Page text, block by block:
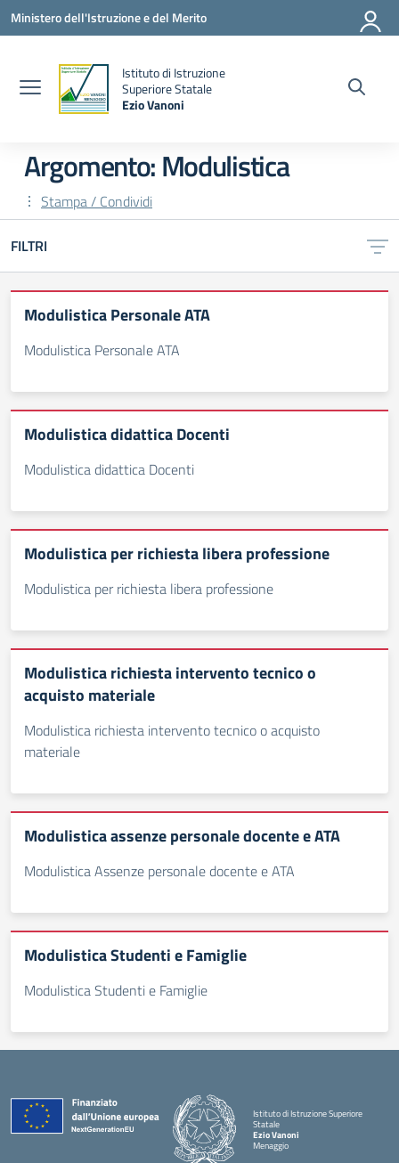
Vai ai contenuti
Vai al menu di navigazione
Vai al footer
Ministero dell'Istruzione e del Merito
Istituto di Istruzione
Superiore Statale
Ezio Vanoni
Argomento: Modulistica
Stampa / Condividi
FILTRI
Modulistica Personale ATA
Modulistica Personale ATA
Modulistica didattica Docenti
Modulistica didattica Docenti
Modulistica per richiesta libera professione
Modulistica per richiesta libera professione
Modulistica richiesta intervento tecnico o
acquisto materiale
Modulistica richiesta intervento tecnico o acquisto
materiale
Modulistica assenze personale docente e ATA
Modulistica Assenze personale docente e ATA
Modulistica Studenti e Famiglie
Modulistica Studenti e Famiglie
Istituto di Istruzione Superiore
Statale
Ezio Vanoni
Menaggio
— Visita la pagina iniziale della scuola